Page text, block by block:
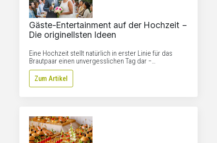
Gäste-Entertainment auf der Hochzeit −
Die originellsten Ideen
Eine Hochzeit stellt natürlich in erster Linie für das
Brautpaar einen unvergesslichen Tag dar −…
Zum Artikel